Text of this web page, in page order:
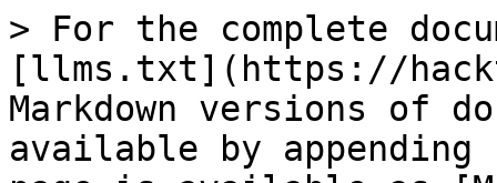
> For the complete
[llms.txt](https://
Markdown versions of
available by